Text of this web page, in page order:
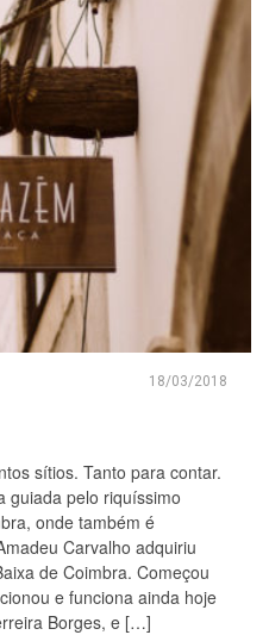
18/03/2018
sítios. Tanto para contar.
guiada pelo riquíssimo
onde também é
Carvalho adquiriu
de Coimbra. Começou
e funciona ainda hoje
Borges, e […]